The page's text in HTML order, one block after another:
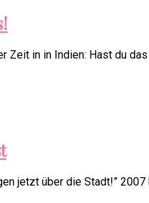
in in Indien: Hast du
jetzt über die Stadt!”